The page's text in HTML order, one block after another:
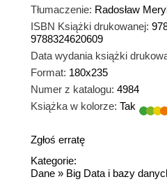
Tłumaczenie: Radosław
ISBN Książki drukowanej:
9788324620609
Data wydania książki
Format: 180x235
Numer z katalogu: 4984
Książka w kolorze: Tak
Zgłoś erratę
Kategorie:
Dane » Big Data i bazy